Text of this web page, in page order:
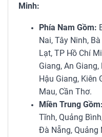
Minh:
Phía Nam Gồm:
Nai, Tây Ninh,
Lạt, TP Hồ Chí
Giang, An Giang,
Hậu Giang, Kiên
Mau, Cần Thơ.
Miền Trung Gồm:
Tĩnh, Quảng
Đà Nẵng, Quảng